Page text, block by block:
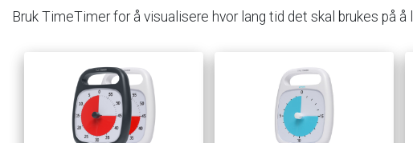
Bruk TimeTimer for å visualisere hvor lang tid det skal brukes på å